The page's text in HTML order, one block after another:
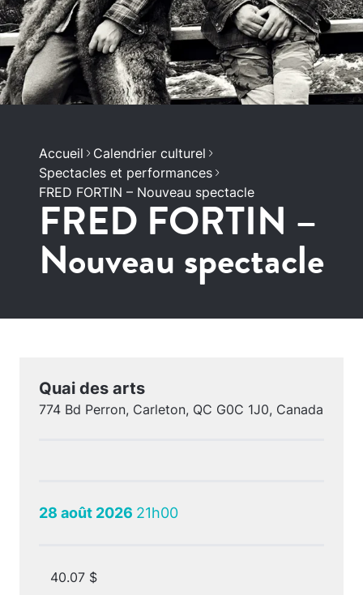
Accueil
Calendrier culturel
Spectacles et performances
FRED FORTIN – Nouveau spectacle
FRED FORTIN –
Nouveau spectacle
Quai des arts
774 Bd Perron, Carleton, QC G0C 1J0, Canada
28 août 2026 21h00
40.07 $